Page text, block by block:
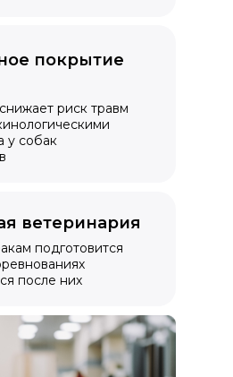
подготовится
после них
ветеринария
риск травм
у собак
покрытие